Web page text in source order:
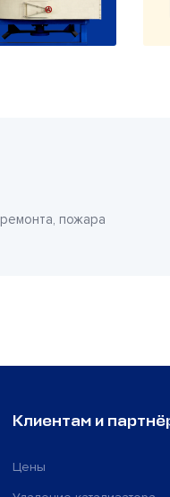
пожара
Клиентам и
Цены